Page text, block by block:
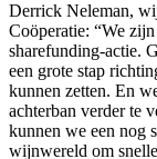
Derrick Neleman,
Coöperatie: “We
sharefunding-actie.
een grote stap
kunnen zetten. En
achterban verder te
kunnen we een nog
wijnwereld om